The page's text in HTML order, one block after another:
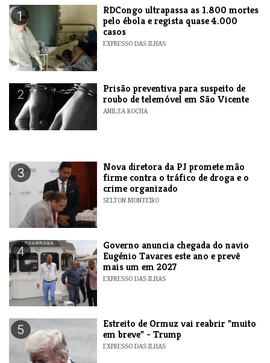
1
RDCongo ultrapassa as 1.800 mortes
pelo ébola e regista quase 4.000
casos
EXPRESSO DAS ILHAS
2
Prisão preventiva para suspeito de
roubo de telemóvel em São Vicente
ANILZA ROCHA
3
Nova diretora da PJ promete mão
firme contra o tráfico de droga e o
crime organizado
SELTON MONTEIRO
4
Governo anuncia chegada do navio
Eugénio Tavares este ano e prevê
mais um em 2027
EXPRESSO DAS ILHAS
5
Estreito de Ormuz vai reabrir "muito
em breve" - Trump
EXPRESSO DAS ILHAS